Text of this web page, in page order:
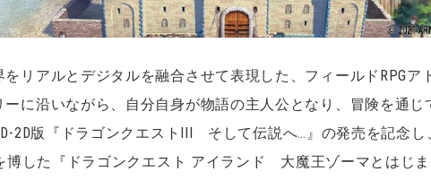
をリアルとデジタルを融合させて表現した、フィールドRPG
に沿いながら、自分自身が物語の主人公となり、冒険を通
2D版『ドラゴンクエストIII そして伝説へ…』の発売を記念し
博した『ドラゴンクエスト アイランド 大魔王ゾーマとはじ